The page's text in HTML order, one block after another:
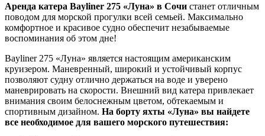
Аренда катера Bayliner 275 «Луна» в Сочи станет отличным
поводом для морской прогулки всей семьей. Максимально
комфортное и красивое судно обеспечит незабываемые
воспоминания об этом дне!
Bayliner 275 «Луна» является настоящим американским
круизером. Маневренный, широкий и устойчивый корпус
позволяют судну отлично держаться на воде и уверено
маневрировать на скорости. Внешний вид катера привлекает
внимания своим белоснежным цветом, обтекаемым и
спортивным дизайном. На борту яхты «Луна» вы найдете
все необходимое для вашего морского путешествия: